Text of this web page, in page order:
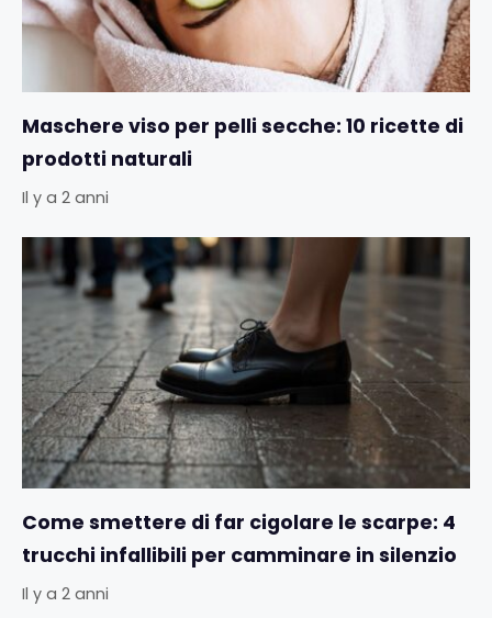
Maschere viso per pelli secche: 10 ricette di
prodotti naturali
Il y a 2 anni
Come smettere di far cigolare le scarpe: 4
trucchi infallibili per camminare in silenzio
Il y a 2 anni